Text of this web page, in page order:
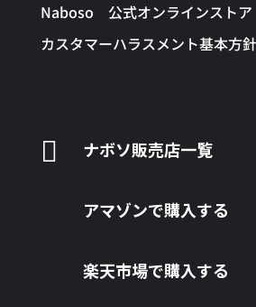
Naboso 公式オンラインスト
カスタマーハラスメント基本方針
 ナボソ販売店一覧
アマゾンで購入する
楽天市場で購入する